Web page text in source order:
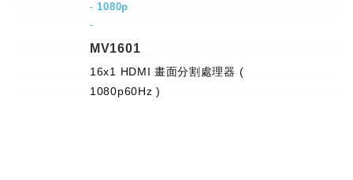
-1080p
-
MV1601
16x1 HDMI 畫面分割處理器 (
1080p60Hz )